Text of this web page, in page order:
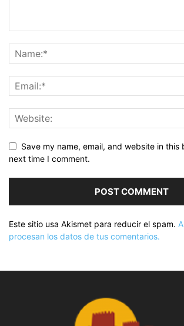
Save my name, email, and website in this
next time I comment.
Este sitio usa Akismet para reducir el spam.
procesan los datos de tus comentarios.